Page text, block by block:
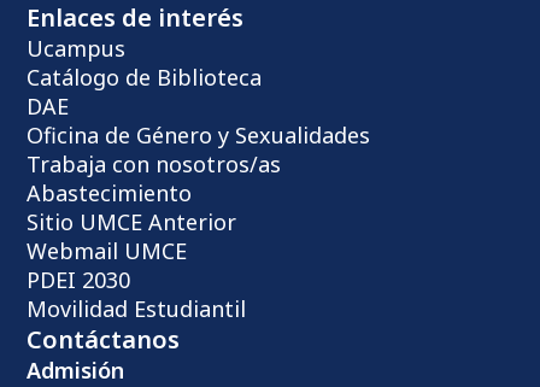
Enlaces de interés
Ucampus
Catálogo de Biblioteca
DAE
Oficina de Género y Sexualidades
Trabaja con nosotros/as
Abastecimiento
Sitio UMCE Anterior
Webmail UMCE
PDEI 2030
Movilidad Estudiantil
Contáctanos
Admisión